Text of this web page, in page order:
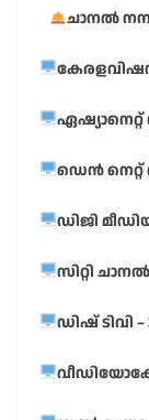
ചാനൽ
ഏഷ്യാനെറ്റ്
ഡെൻ നെറ്റ്
ഡിജി
സിറ്റി ചാനൽ
ഡിഷ് ടിവി –